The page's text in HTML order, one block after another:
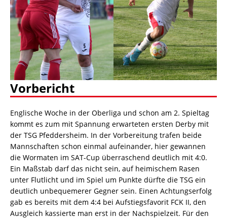
Vorbericht
Englische Woche in der Oberliga und schon am 2. Spieltag
kommt es zum mit Spannung erwarteten ersten Derby mit
der TSG Pfeddersheim. In der Vorbereitung trafen beide
Mannschaften schon einmal aufeinander, hier gewannen
die Wormaten im SAT-Cup überraschend deutlich mit 4:0.
Ein Maßstab darf das nicht sein, auf heimischem Rasen
unter Flutlicht und im Spiel um Punkte dürfte die TSG ein
deutlich unbequemerer Gegner sein. Einen Achtungserfolg
gab es bereits mit dem 4:4 bei Aufstiegsfavorit FCK II, den
Ausgleich kassierte man erst in der Nachspielzeit. Für den